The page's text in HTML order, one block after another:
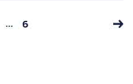
… 6